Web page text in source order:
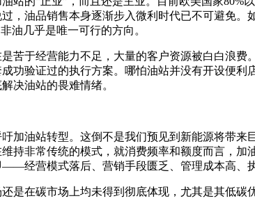
，油品销售本身逐渐步入微利时代已不可避免
油几乎是唯一可行的方向。
苦于经营能力不足，大量的客户资源被白白浪
功验证过的执行方案。哪怕油站并没有开设便
决油站的畏难情绪。
加油站转型。这倒不是我们预见到新能源将带
持非常传统的模式，就消费频率和额度而言，
经营模式落后、营销手段匮乏、管理成本高、
是在碳市场上均未得到彻底体现，尤其是其低